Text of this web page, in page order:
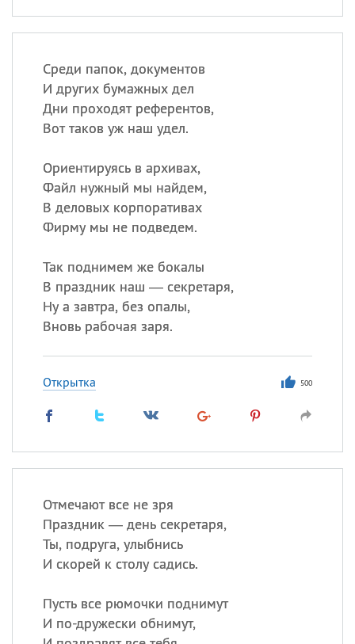
Среди папок, документов
И других бумажных дел
Дни проходят референтов,
Вот таков уж наш удел.
Ориентируясь в архивах,
Файл нужный мы найдем,
В деловых корпоративах
Фирму мы не подведем.
Так поднимем же бокалы
В праздник наш — секретаря,
Ну а завтра, без опалы,
Вновь рабочая заря.
Открытка 500
Отмечают все не зря
Праздник — день секретаря,
Ты, подруга, улыбнись
И скорей к столу садись.
Пусть все рюмочки поднимут
И по-дружески обнимут,